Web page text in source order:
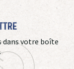
dans votre boîte